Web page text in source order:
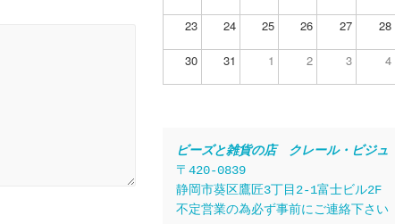
23 24 25 26 27 28
30 31 1 2 3 4
ビーズと雑貨の店　クレール・ビジュ
〒420-0839
静岡市葵区鷹匠3丁目2-1富士ビル2F
不定営業の為必ず事前にご連絡下さい